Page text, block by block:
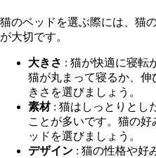
猫のベッドを選ぶ際には、猫
が大切です。
大きさ : 猫が快適に寝転
猫が丸まって寝るか、
きさを選びましょう。
素材: 猫はしっとりとし
ことが多いです。猫の
ッドを選びましょう。
デザイン : 猫の性格や好